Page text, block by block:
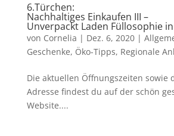
6.Türchen:
Nachhaltiges Einkaufen III –
Unverpackt Laden Füllosophie in
von Cornelia | Dez. 6, 2020|
Geschenke, Öko-Tipps, Regionale
Die aktuellen Öffnungszeiten sowie
Adresse findest du auf der schön
Website....